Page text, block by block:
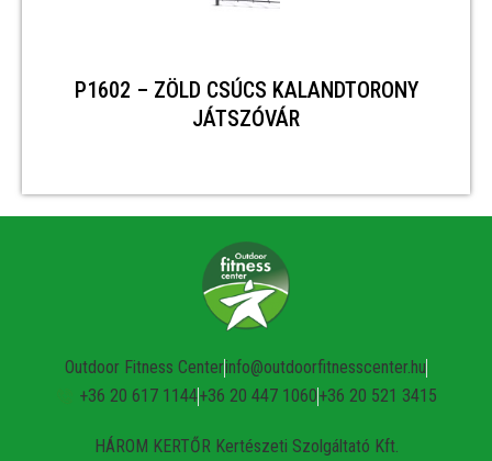
P1602 – ZÖLD CSÚCS KALANDTORONY
JÁTSZÓVÁR
Outdoor Fitness Centerinfo@outdoorfitnesscenter.hu
+36 20 617 1144+36 20 447 1060+36 20 521 3415
HÁROM KERTŐR Kertészeti Szolgáltató Kft.